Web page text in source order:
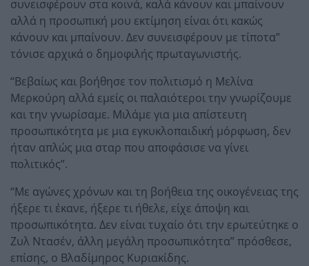
συνεισφέρουν στα κοινά, καλά κάνουν και μπαίνουν
αλλά η προσωπική μου εκτίμηση είναι ότι κακώς
κάνουν και μπαίνουν. Δεν συνεισφέρουν με τίποτα”
τόνισε αρχικά ο δημοφιλής πρωταγωνιστής.
“Βεβαίως και βοήθησε τον πολιτισμό η Μελίνα
Μερκούρη αλλά εμείς οι παλαιότεροι την γνωρίζουμε
και την γνωρίσαμε. Μιλάμε για μια απίστευτη
προσωπικότητα με μια εγκυκλοπαιδική μόρφωση, δεν
ήταν απλώς μια σταρ που αποφάσισε να γίνει
πολιτικός”.
“Με αγώνες χρόνων και τη βοήθεια της οικογένειας της
ήξερε τι έκανε, ήξερε τι ήθελε, είχε άποψη και
προσωπικότητα. Δεν είναι τυχαίο ότι την ερωτεύτηκε ο
Ζυλ Ντασέν, άλλη μεγάλη προσωπικότητα” πρόσθεσε,
επίσης, ο Βλαδίμηρος Κυριακίδης.